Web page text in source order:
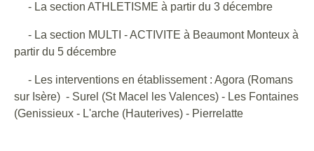
- La section ATHLETISME à partir du 3 décembre
- La section MULTI - ACTIVITE à Beaumont Monteux à
partir du 5 décembre
- Les interventions en établissement : Agora (Romans
sur Isère) - Surel (St Macel les Valences) - Les Fontaines
(Genissieux - L'arche (Hauterives) - Pierrelatte